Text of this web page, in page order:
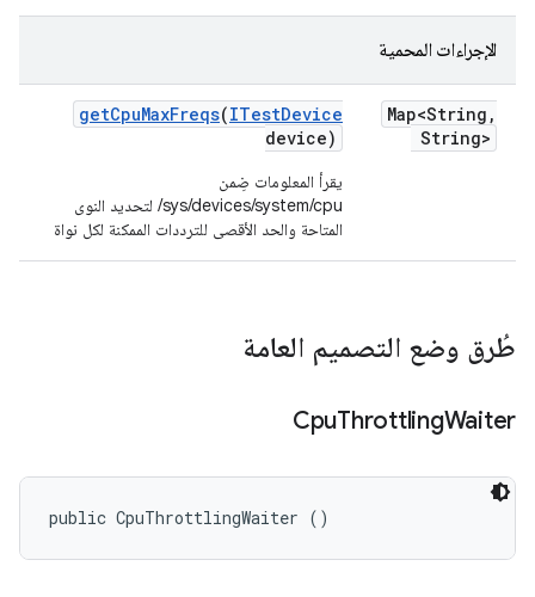
الإجراءات المحمية
Map<String ,
String>
getCpuMaxFreqs(ITestDevice
device)
/sys/devices/system/cpu لتحديد النوى
المتاحة والحد الأقصى للترددات الممكنة لكل نواة
طُرق وضع التصميم العامة
CpuThrottlingWaiter
public CpuThrottlingWaiter ()